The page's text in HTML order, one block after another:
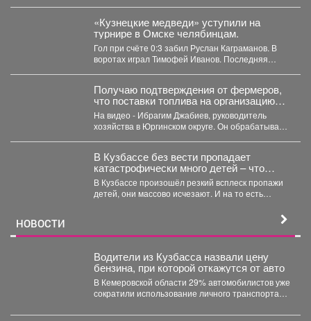
«Кузнецкие медведи» уступили на
турнире в Омске челябинцам.
Гол при счёте 0:3 забил Руслан Каграманов. В
воротах играл Тимофей Иванов. Последняя
Получаю подтверждения от фермеров,
что поставки топлива на организацию
уборочной кампании уже начались.
На видео - Ибрагим Джабиев, руководитель
хозяйства в Юргинском округе. Он обрабатывает
В Кузбассе без вести пропадает
катастрофически много детей – что
происходит
В Кузбассе произошёл резкий всплеск пропажи
детей, они массово исчезают. И на то есть
НОВОСТИ
Водители из Кузбасса назвали цену
бензина, при которой откажутся от авто
В Кемеровской области 29% автомобилистов уже
сократили использование личного транспорта